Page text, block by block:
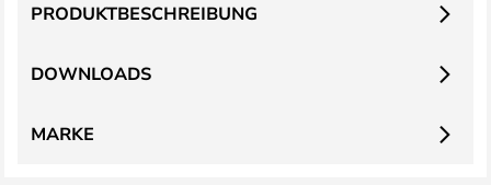
PRODUKTBESCHREIBUNG
DOWNLOADS
MARKE